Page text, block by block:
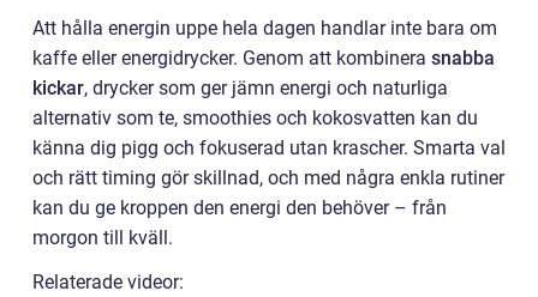
Att hålla energin uppe hela dagen handlar inte bara om
kaffe eller energidrycker. Genom att kombinera snabba
kickar, drycker som ger jämn energi och naturliga
alternativ som te, smoothies och kokosvatten kan du
känna dig pigg och fokuserad utan krascher. Smarta val
och rätt timing gör skillnad, och med några enkla rutiner
kan du ge kroppen den energi den behöver – från
morgon till kväll.
Relaterade videor: